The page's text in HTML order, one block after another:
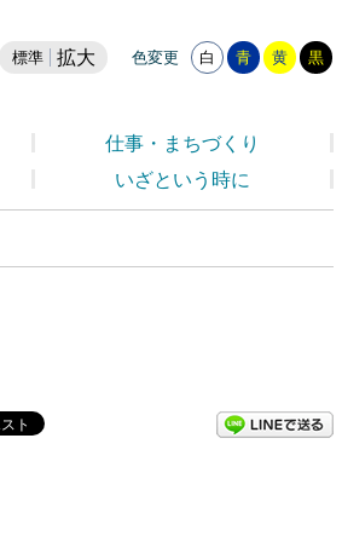
標準 拡大 色変更 白 青 黄 黒
仕事・まちづくり
いざという時に